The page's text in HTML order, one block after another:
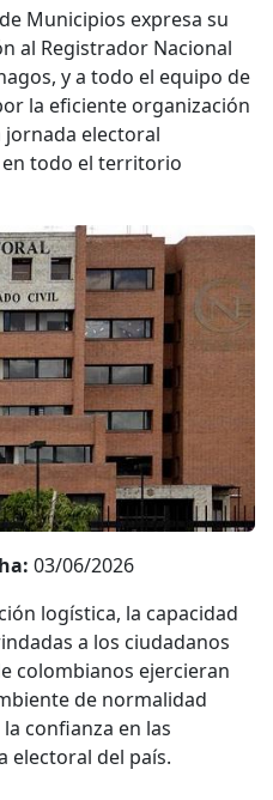
Municipios expresa su
al Registrador Nacional
y a todo el equipo de
la eficiente organización
jornada electoral
en todo el territorio
03/06/2026
logística, la capacidad
a los ciudadanos
colombianos ejercieran
de normalidad
confianza en las
electoral del país.